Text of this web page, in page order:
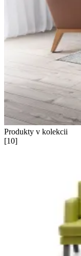
Produkty v kolekcii
[10]